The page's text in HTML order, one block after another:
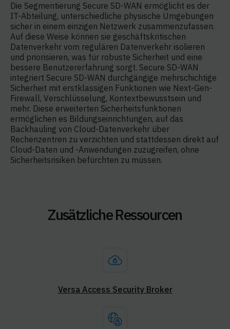
Die Segmentierung Secure SD-WAN ermöglicht es der
IT-Abteilung, unterschiedliche physische Umgebungen
sicher in einem einzigen Netzwerk zusammenzufassen.
Auf diese Weise können sie geschäftskritischen
Datenverkehr vom regulären Datenverkehr isolieren
und priorisieren, was für robuste Sicherheit und eine
bessere Benutzererfahrung sorgt. Secure SD-WAN
integriert Secure SD-WAN durchgängige mehrschichtige
Sicherheit mit erstklassigen Funktionen wie Next-Gen-
Firewall, Verschlüsselung, Kontextbewusstsein und
mehr. Diese erweiterten Sicherheitsfunktionen
ermöglichen es Bildungseinrichtungen, auf das
Backhauling von Cloud-Datenverkehr über
Rechenzentren zu verzichten und stattdessen direkt auf
Cloud-Daten und -Anwendungen zuzugreifen, ohne
Sicherheitsrisiken befürchten zu müssen.
Zusätzliche Ressourcen
Versa Access Security Broker